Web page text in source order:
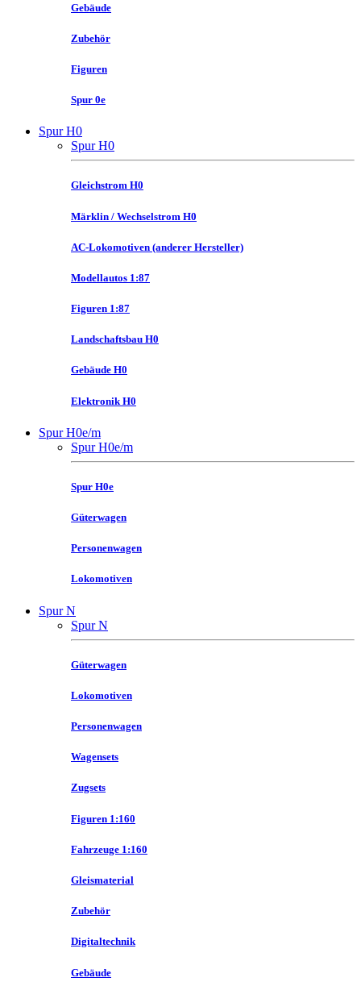
Gebäude
Zubehör
Figuren
Spur 0e
Spur H0
Spur H0
Gleichstrom H0
Märklin / Wechselstrom H0
AC-Lokomotiven (anderer Hersteller)
Modellautos 1:87
Figuren 1:87
Landschaftsbau H0
Gebäude H0
Elektronik H0
Spur H0e/m
Spur H0e/m
Spur H0e
Güterwagen
Personenwagen
Lokomotiven
Spur N
Spur N
Güterwagen
Lokomotiven
Personenwagen
Wagensets
Zugsets
Figuren 1:160
Fahrzeuge 1:160
Gleismaterial
Zubehör
Digitaltechnik
Gebäude